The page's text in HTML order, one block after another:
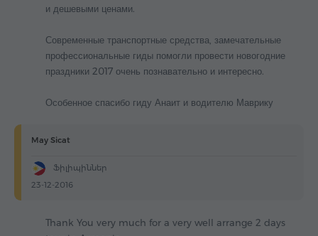
и дешевыми ценами.
Современные транспортные средства, замечательные
профессиональные гиды помогли провести новогодние
праздники 2017 очень познавательно и интересно.
Особенное спасибо гиду Анаит и водителю Маврику
May Sicat
Ֆիլիպիններ
23-12-2016
Thank You very much for a very well arrange 2 days